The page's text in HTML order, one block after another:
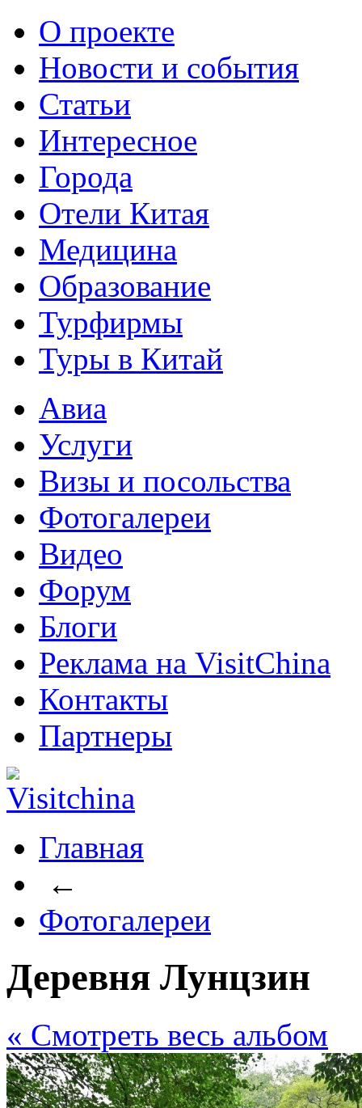
О проекте
Новости и события
Статьи
Интересное
Города
Отели Китая
Медицина
Образование
Турфирмы
Туры в Китай
Авиа
Услуги
Визы и посольства
Фотогалереи
Видео
Форум
Блоги
Реклама на VisitChina
Контакты
Партнеры
Главная
←
Фотогалереи
Деревня Лунцзин
« Cмотреть весь альбом